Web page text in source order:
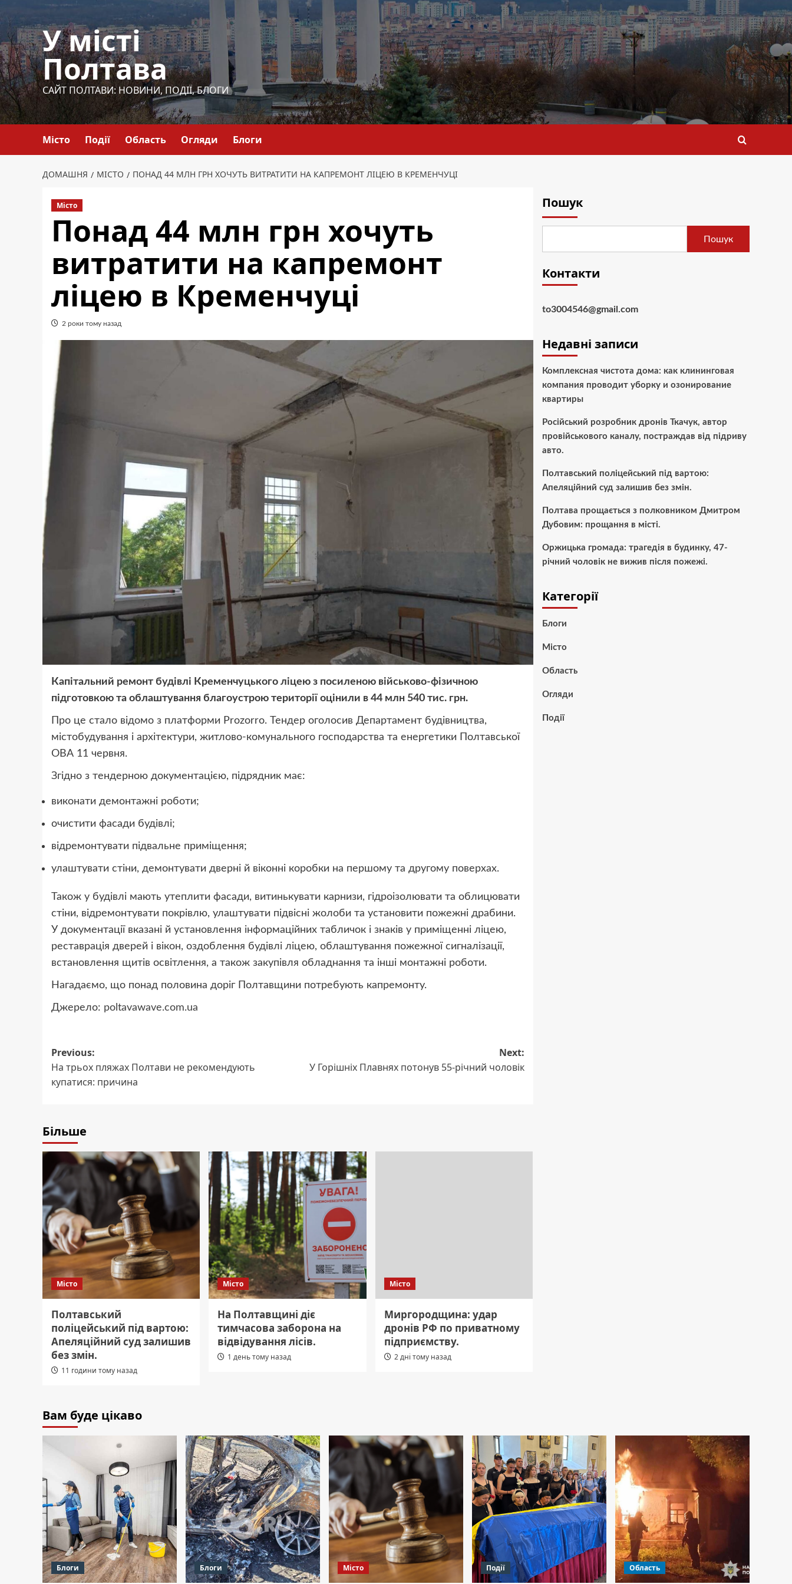
до
вмісту
У місті
Полтава
САЙТ ПОЛТАВИ: НОВИНИ, ПОДІЇ, БЛОГИ
Місто Події Область Огляди Блоги
ДОМАШНЯ МІСТО ПОНАД 44 МЛН ГРН ХОЧУТЬ ВИТРАТИТИ НА КАПРЕМОНТ ЛІЦЕЮ В КРЕМЕНЧУЦІ
Місто
Понад 44 млн грн хочуть
витратити на капремонт
ліцею в Кременчуці
2 роки тому назад
Капітальний ремонт будівлі Кременчуцького ліцею з посиленою військово-фізичною
підготовкою та облаштування благоустрою території оцінили в 44 млн 540 тис. грн.
Про це стало відомо з платформи Prozorro. Тендер оголосив Департамент будівництва,
містобудування і архітектури, житлово-комунального господарства та енергетики Полтавської
ОВА 11 червня.
Згідно з тендерною документацією, підрядник має:
виконати демонтажні роботи;
очистити фасади будівлі;
відремонтувати підвальне приміщення;
улаштувати стіни, демонтувати дверні й віконні коробки на першому та другому поверхах.
Також у будівлі мають утеплити фасади, витинькувати карнизи, гідроізолювати та облицювати
стіни, відремонтувати покрівлю, улаштувати підвісні жолоби та установити пожежні драбини.
У документації вказані й установлення інформаційних табличок і знаків у приміщенні ліцею,
реставрація дверей і вікон, оздоблення будівлі ліцею, облаштування пожежної сигналізації,
встановлення щитів освітлення, а також закупівля обладнання та інші монтажні роботи.
Нагадаємо, що понад половина доріг Полтавщини потребують капремонту.
Джерело: poltavawave.com.ua
Post
navigation
Previous:
На трьох пляжах Полтави не рекомендують
купатися: причина
Next:
У Горішніх Плавнях потонув 55-річний чоловік
Більше
Місто
Полтавський
поліцейський під вартою:
Апеляційний суд залишив
без змін.
11 години тому назад
Місто
На Полтавщині діє
тимчасова заборона на
відвідування лісів.
1 день тому назад
Місто
Миргородщина: удар
дронів РФ по приватному
підприємству.
2 дні тому назад
Пошук
Пошук
Контакти
to3004546@gmail.com
Недавні записи
Комплексная чистота дома: как клининговая
компания проводит уборку и озонирование
квартиры
Російський розробник дронів Ткачук, автор
провійськового каналу, постраждав від підриву
авто.
Полтавський поліцейський під вартою:
Апеляційний суд залишив без змін.
Полтава прощається з полковником Дмитром
Дубовим: прощання в місті.
Оржицька громада: трагедія в будинку, 47-
річний чоловік не вижив після пожежі.
Категорії
Блоги
Місто
Область
Огляди
Події
Вам буде цікаво
Блоги Блоги Місто Події Область